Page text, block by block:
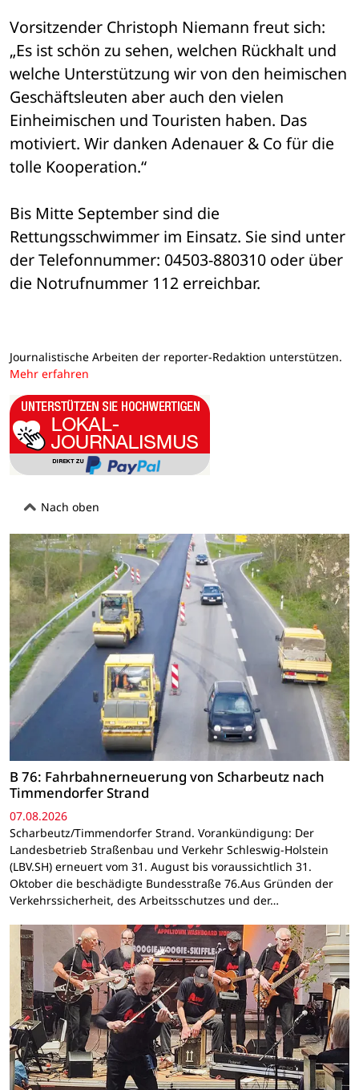
Vorsitzender Christoph Niemann freut sich:
„Es ist schön zu sehen, welchen Rückhalt und
welche Unterstützung wir von den heimischen
Geschäftsleuten aber auch den vielen
Einheimischen und Touristen haben. Das
motiviert. Wir danken Adenauer & Co für die
tolle Kooperation.“
Bis Mitte September sind die
Rettungsschwimmer im Einsatz. Sie sind unter
der Telefonnummer: 04503-880310 oder über
die Notrufnummer 112 erreichbar.
Journalistische Arbeiten der reporter-Redaktion unterstützen.
Mehr erfahren
Nach oben
B 76: Fahrbahnerneuerung von Scharbeutz nach
Timmendorfer Strand
07.08.2026
Scharbeutz/Timmendorfer Strand. Vorankündigung: Der
Landesbetrieb Straßenbau und Verkehr Schleswig-Holstein
(LBV.SH) erneuert vom 31. August bis voraussichtlich 31.
Oktober die beschädigte Bundesstraße 76.Aus Gründen der
Verkehrssicherheit, des Arbeitsschutzes und der…